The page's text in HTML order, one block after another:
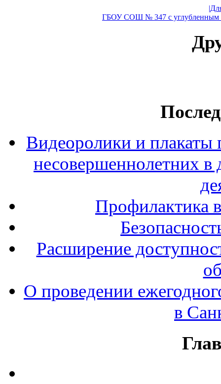
ГБОУ СОШ № 347 с углубленным
Видеоролики и плакаты
несовершеннолетних в
Профилактика
Расширение
О проведении
в